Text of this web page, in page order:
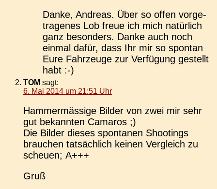
Danke, Andre­as. Über so offen vor­ge­
tra­ge­nes Lob freue ich mich natür­lich
ganz beson­ders. Danke auch noch
einmal dafür, dass Ihr mir so spon­tan
Eure Fahr­zeu­ge zur Ver­fü­gung gestellt
habt :-)
TOM sagt:
6. Mai 2014 um 21:51 Uhr
Ham­mer­mäs­si­ge Bilder von zwei mir sehr
gut bekann­ten Camaros ;)
Die Bilder dieses spon­ta­nen Shoo­tings
brau­chen tat­säch­lich keinen Ver­gleich zu
scheu­en; A+++
Gruß